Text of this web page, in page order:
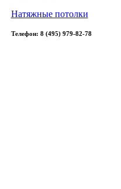
Натяжные потолки
Телефон: 8 (495) 979-82-78